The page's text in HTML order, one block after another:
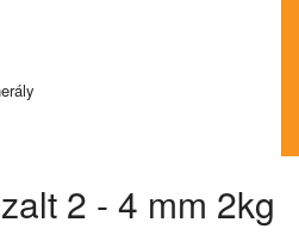
2 - 4 mm 2kg